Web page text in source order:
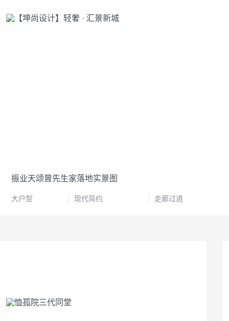
振业天颂曾先生家落地实景图
大户型 现代简约 走廊过道